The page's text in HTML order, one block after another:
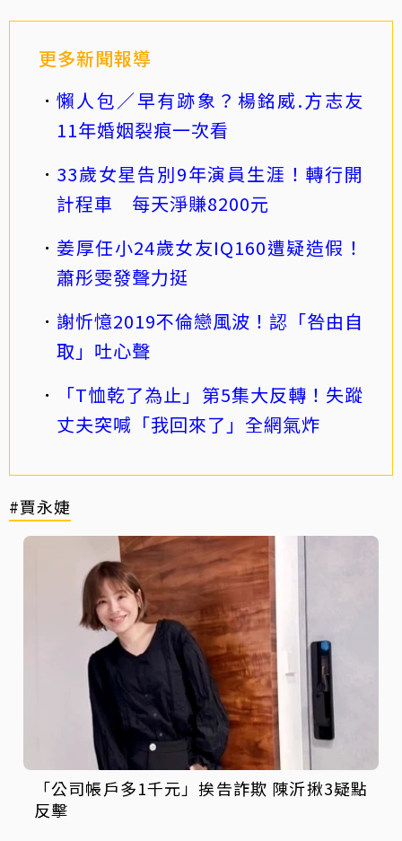
更多新聞報導
懶人包／早有跡象？楊銘威.方志友
11年婚姻裂痕一次看
33歲女星告別9年演員生涯！轉行開
計程車 每天淨賺8200元
姜厚任小24歲女友IQ160遭疑造假！
蕭彤雯發聲力挺
謝忻憶2019不倫戀風波！認「咎由自
取」吐心聲
「T恤乾了為止」第5集大反轉！失蹤
丈夫突喊「我回來了」全網氣炸
#賈永婕
「公司帳戶多1千元」挨告詐欺 陳沂揪3疑點
反擊